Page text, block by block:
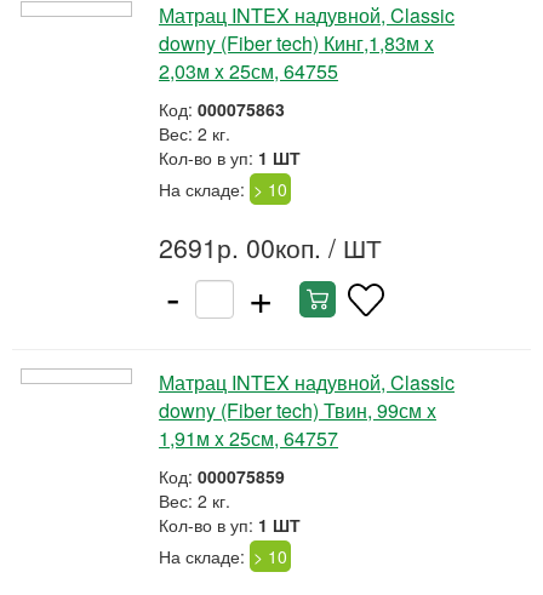
Матрац INTEX надувной, Classic
downy (Fiber tech) Кинг,1,83м x
2,03м x 25см, 64755
Код: 000075863
Вес: 2 кг.
Кол-во в уп: 1 ШТ
На складе: > 10
2691р. 00коп. / ШТ
- +
Матрац INTEX надувной, Classic
downy (Fiber tech) Твин, 99см x
1,91м x 25см, 64757
Код: 000075859
Вес: 2 кг.
Кол-во в уп: 1 ШТ
На складе: > 10